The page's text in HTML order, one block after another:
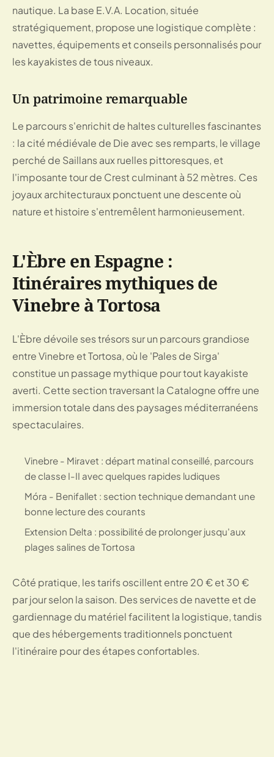
nautique. La base E.V.A. Location, située
stratégiquement, propose une logistique complète :
navettes, équipements et conseils personnalisés pour
les kayakistes de tous niveaux.
Un patrimoine remarquable
Le parcours s'enrichit de haltes culturelles fascinantes
: la cité médiévale de Die avec ses remparts, le village
perché de Saillans aux ruelles pittoresques, et
l'imposante tour de Crest culminant à 52 mètres. Ces
joyaux architecturaux ponctuent une descente où
nature et histoire s'entremêlent harmonieusement.
L'Èbre en Espagne :
Itinéraires mythiques de
Vinebre à Tortosa
L'Èbre dévoile ses trésors sur un parcours grandiose
entre Vinebre et Tortosa, où le 'Pales de Sirga'
constitue un passage mythique pour tout kayakiste
averti. Cette section traversant la Catalogne offre une
immersion totale dans des paysages méditerranéens
spectaculaires.
Vinebre - Miravet : départ matinal conseillé, parcours
de classe I-II avec quelques rapides ludiques
Móra - Benifallet : section technique demandant une
bonne lecture des courants
Extension Delta : possibilité de prolonger jusqu'aux
plages salines de Tortosa
Côté pratique, les tarifs oscillent entre 20 € et 30 €
par jour selon la saison. Des services de navette et de
gardiennage du matériel facilitent la logistique, tandis
que des hébergements traditionnels ponctuent
l'itinéraire pour des étapes confortables.